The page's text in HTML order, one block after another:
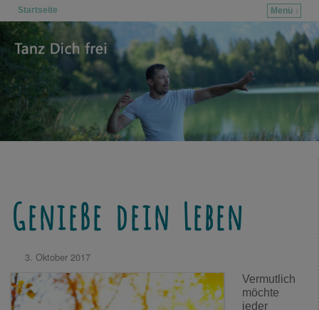
Startseite
Menü ↓
Zum Inhalt wechseln
Zum sekundären Inhalt wechseln
Genieße dein Leben
3. Oktober 2017
Vermutlich
möchte
jeder